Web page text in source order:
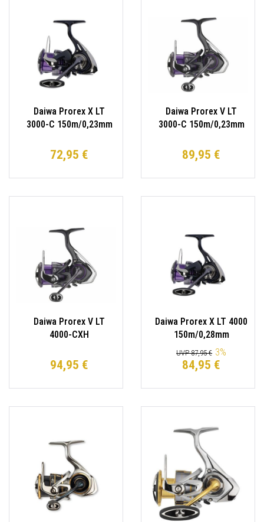
Daiwa Prorex X LT
3000-C 150m/0,23mm
72,95 €
Daiwa Prorex V LT
3000-C 150m/0,23mm
89,95 €
Daiwa Prorex V LT
4000-CXH
Spinnrolle Angelrolle
94,95 €
Daiwa Prorex X LT 4000
150m/0,28mm
Spinnrolle
UVP 87,95 € 3%
84,95 €